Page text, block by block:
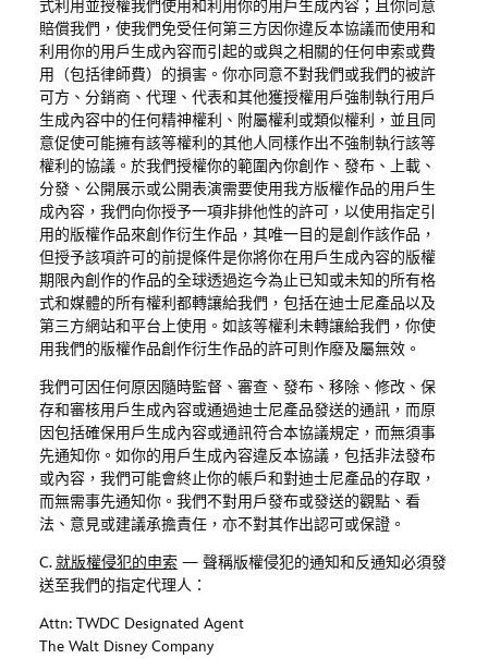
式利用並授權我們使用和利用你的用戶生成內容；且你同意
賠償我們，使我們免受任何第三方因你違反本協議而使用和
利用你的用戶生成內容而引起的或與之相關的任何申索或費
用（包括律師費）的損害。你亦同意不對我們或我們的被許
可方、分銷商、代理、代表和其他獲授權用戶強制執行用戶
生成內容中的任何精神權利、附屬權利或類似權利，並且同
意促使可能擁有該等權利的其他人同樣作出不強制執行該等
權利的協議。 於我們授權你的範圍內你創作、發布、上載、
分發、公開展示或公開表演需要使用我方版權作品的用戶生
成內容，我們向你授予一項非排他性的許可，以使用指定引
用的版權作品來創作衍生作品，其唯一目的是創作該作品，
但授予該項許可的前提條件是你將你在用戶生成內容的版權
期限內創作的作品的全球透過迄今為止已知或未知的所有格
式和媒體的所有權利都轉讓給我們，包括在迪士尼產品以及
第三方網站和平台上使用。如該等權利未轉讓給我們，你使
用我們的版權作品創作衍生作品的許可則作廢及屬無效。
我們可因任何原因隨時監督、審查、發布、移除、修改、保
存和審核用戶生成內容或通過迪士尼產品發送的通訊，而原
因包括確保用戶生成內容或通訊符合本協議規定，而無須事
先通知你。如你的用戶生成內容違反本協議，包括非法發布
或內容，我們可能會終止你的帳戶和對迪士尼產品的存取，
而無需事先通知你。我們不對用戶發布或發送的觀點、看
法、意見或建議承擔責任，亦不對其作出認可或保證。
C.就版權侵犯的申索 — 聲稱版權侵犯的通知和反通知必須發
送至我們的指定代理人：
Attn: TWDC Designated Agent
The Walt Disney Company